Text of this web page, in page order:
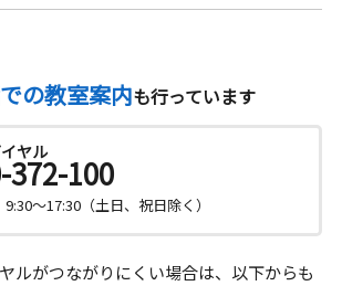
の教室案内も行っています
ヤル
372-100
9:30～17:30（土日、祝日除く）
ルがつながりにくい場合は、以下からも